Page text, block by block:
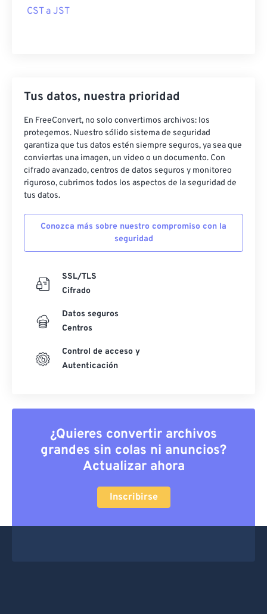
CST a JST
Tus datos, nuestra prioridad
En FreeConvert, no solo convertimos archivos: los
protegemos. Nuestro sólido sistema de seguridad
garantiza que tus datos estén siempre seguros, ya sea que
conviertas una imagen, un video o un documento. Con
cifrado avanzado, centros de datos seguros y monitoreo
riguroso, cubrimos todos los aspectos de la seguridad de
tus datos.
Conozca más sobre nuestro compromiso con la
seguridad
SSL/TLS
Cifrado
Datos seguros
Centros
Control de acceso y
Autenticación
¿Quieres convertir archivos
grandes sin colas ni anuncios?
Actualizar ahora
Inscribirse